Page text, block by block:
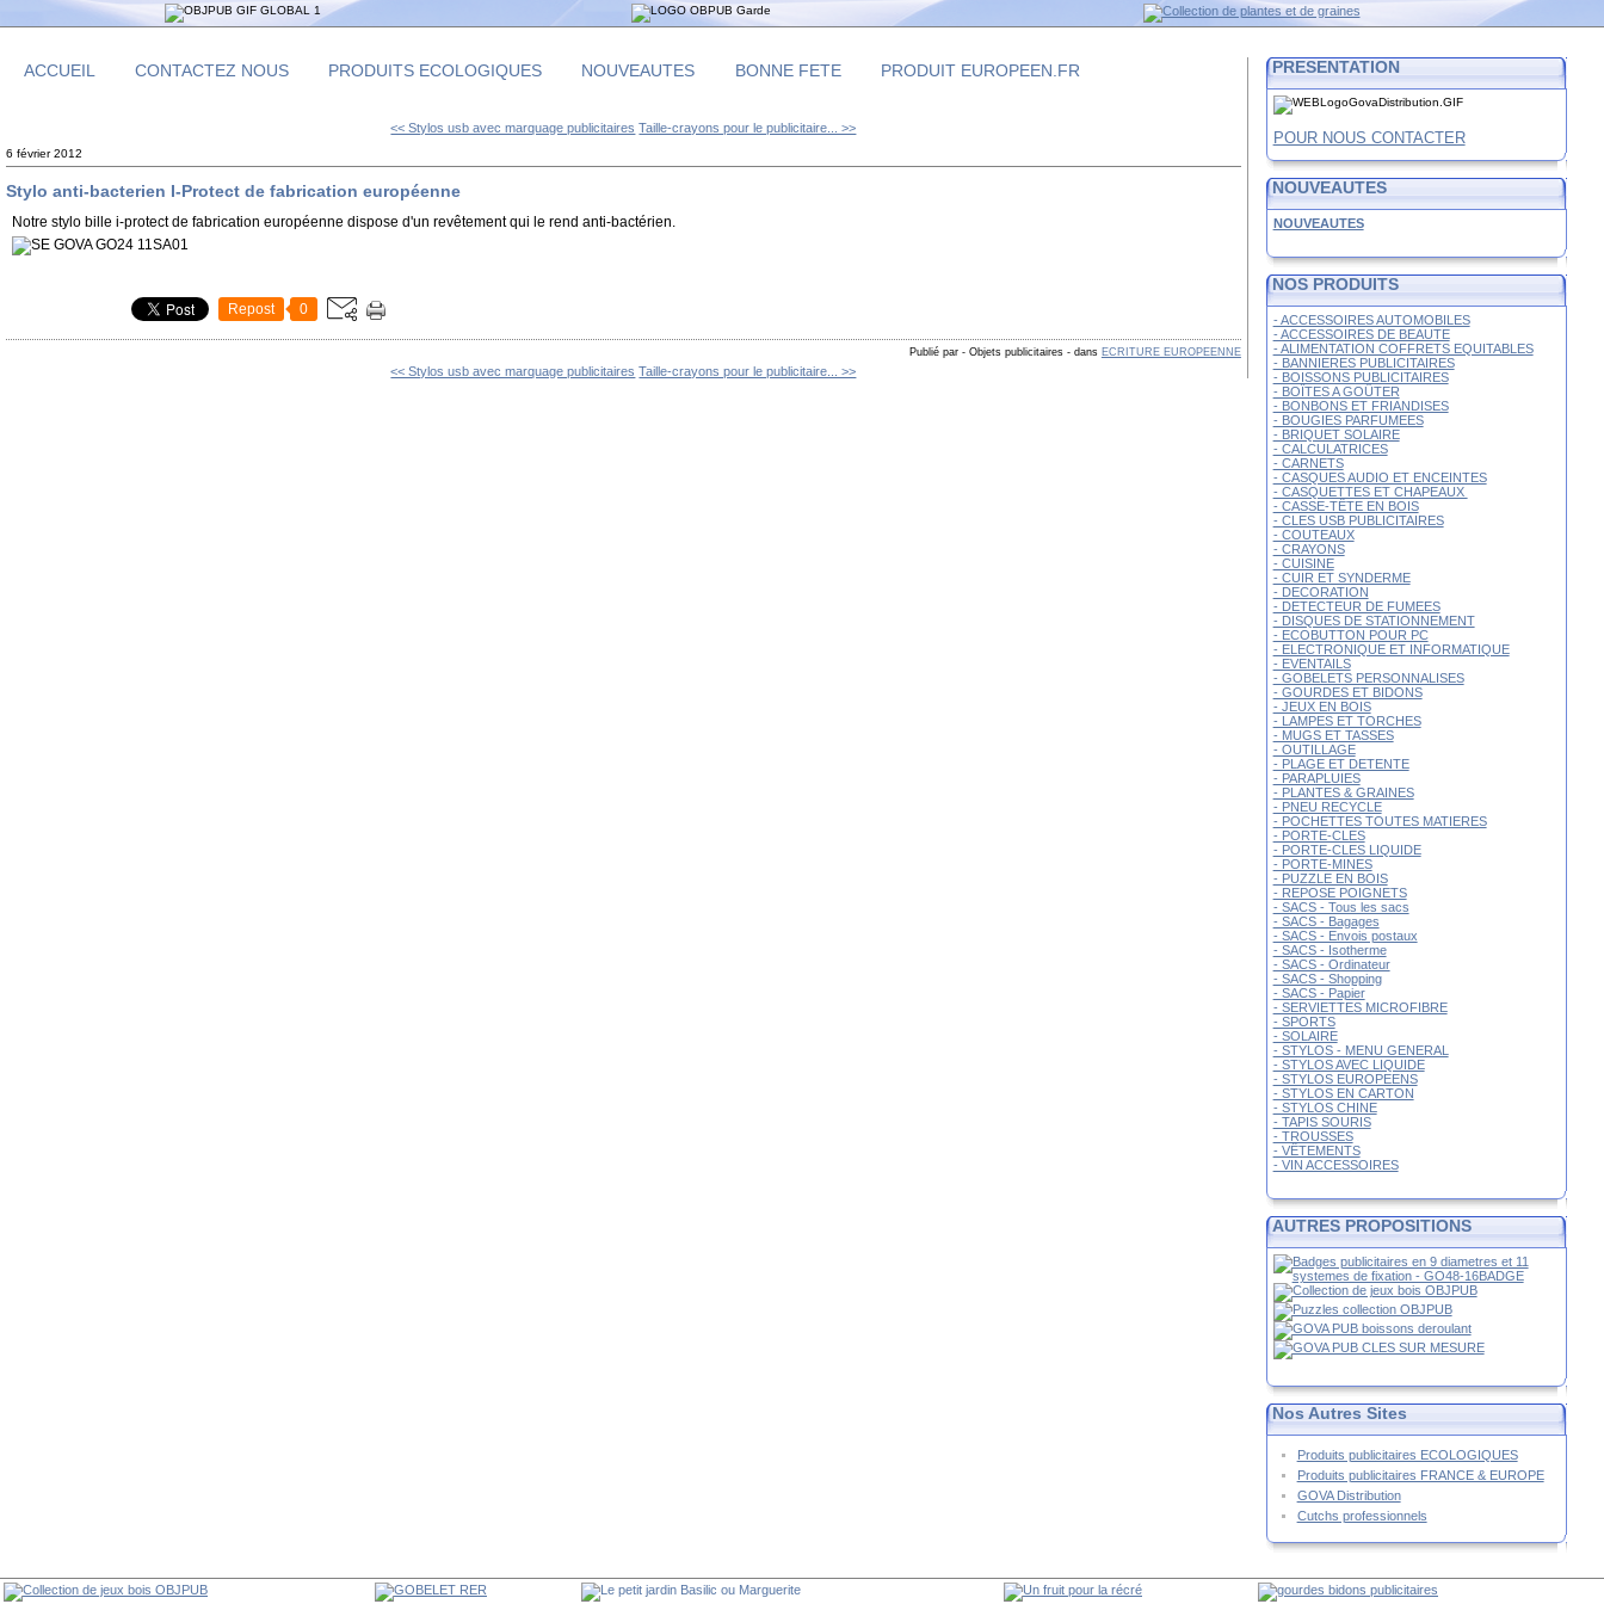
ACCUEIL CONTACTEZ NOUS PRODUITS ECOLOGIQUES NOUVEAUTES BONNE FETE PRODUIT EUROPEEN.FR
<< Stylos usb avec marquage publicitaires Taille-crayons pour le publicitaire... >>
6 février 2012
Stylo anti-bacterien I-Protect de fabrication européenne
Notre stylo bille i-protect de fabrication européenne dispose d'un revêtement qui le rend anti-bactérien.
Repost 0
Publié par - Objets publicitaires -dans ECRITURE EUROPEENNE
<< Stylos usb avec marquage publicitaires Taille-crayons pour le publicitaire... >>
PRESENTATION
POUR NOUS CONTACTER
NOUVEAUTES
NOUVEAUTES
NOS PRODUITS
- ACCESSOIRES AUTOMOBILES
- ACCESSOIRES DE BEAUTE
- ALIMENTATION COFFRETS EQUITABLES
- BANNIERES PUBLICITAIRES
- BOISSONS PUBLICITAIRES
- BOÎTES A GOÛTER
- BONBONS ET FRIANDISES
- BOUGIES PARFUMEES
- BRIQUET SOLAIRE
- CALCULATRICES
- CARNETS
- CASQUES AUDIO ET ENCEINTES
- CASQUETTES ET CHAPEAUX
- CASSE-TÊTE EN BOIS
- CLES USB PUBLICITAIRES
- COUTEAUX
- CRAYONS
- CUISINE
- CUIR ET SYNDERME
- DECORATION
- DETECTEUR DE FUMEES
- DISQUES DE STATIONNEMENT
- ECOBUTTON POUR PC
- ELECTRONIQUE ET INFORMATIQUE
- EVENTAILS
- GOBELETS PERSONNALISES
- GOURDES ET BIDONS
- JEUX EN BOIS
- LAMPES ET TORCHES
- MUGS ET TASSES
- OUTILLAGE
- PLAGE ET DETENTE
- PARAPLUIES
- PLANTES & GRAINES
- PNEU RECYCLE
- POCHETTES TOUTES MATIERES
- PORTE-CLES
- PORTE-CLES LIQUIDE
- PORTE-MINES
- PUZZLE EN BOIS
- REPOSE POIGNETS
- SACS - Tous les sacs
- SACS - Bagages
- SACS - Envois postaux
- SACS - Isotherme
- SACS - Ordinateur
- SACS - Shopping
- SACS - Papier
- SERVIETTES MICROFIBRE
- SPORTS
- SOLAIRE
- STYLOS - MENU GENERAL
- STYLOS AVEC LIQUIDE
- STYLOS EUROPEENS
- STYLOS EN CARTON
- STYLOS CHINE
- TAPIS SOURIS
- TROUSSES
- VÊTEMENTS
- VIN ACCESSOIRES
AUTRES PROPOSITIONS
Nos Autres Sites
Produits publicitaires ECOLOGIQUES
Produits publicitaires FRANCE & EUROPE
GOVA Distribution
Cutchs professionnels